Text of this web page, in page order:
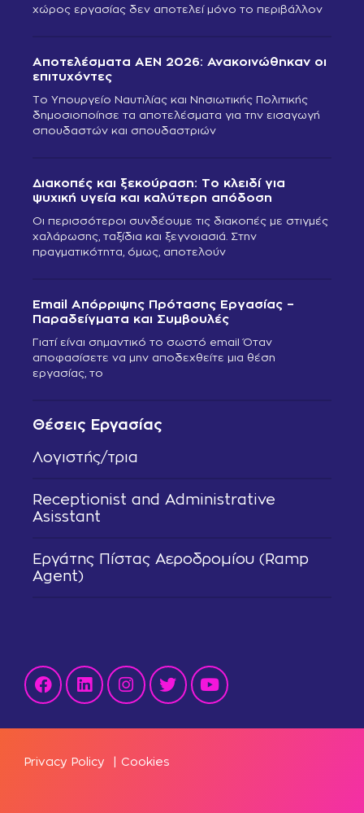
Θέσεις Εργασίας
Λογιστής/τρια
Receptionist and Administrative
Asisstant
Εργάτης Πίστας Αεροδρομίου (Ramp
Agent)
χώρος εργασίας δεν αποτελεί μόνο το περιβάλλον
Αποτελέσματα ΑΕΝ 2026: Ανακοινώθηκαν οι
επιτυχόντες
Το Υπουργείο Ναυτιλίας και Νησιωτικής Πολιτικής
δημοσιοποίησε τα αποτελέσματα για την εισαγωγή
σπουδαστών και σπουδαστριών
Διακοπές και ξεκούραση: Το κλειδί για
ψυχική υγεία και καλύτερη απόδοση
Οι περισσότεροι συνδέουμε τις διακοπές με στιγμές
χαλάρωσης, ταξίδια και ξεγνοιασιά. Στην
πραγματικότητα, όμως, αποτελούν
Email Απόρριψης Πρότασης Εργασίας –
Παραδείγματα και Συμβουλές
Γιατί είναι σημαντικό το σωστό email Όταν
αποφασίσετε να μην αποδεχθείτε μια θέση
εργασίας, το
Privacy Policy | Cookies